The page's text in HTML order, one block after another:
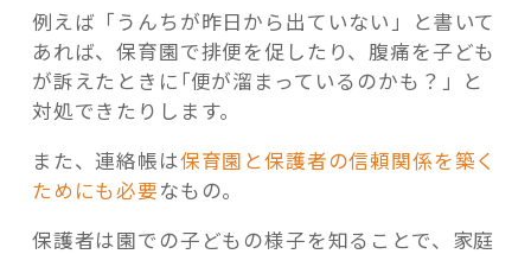
例えば「うんちが昨日から出ていない」と書いて
あれば、保育園で排便を促したり、腹痛を子ども
が訴えたときに｢便が溜まっているのかも？」と
対処できたりします。
また、連絡帳は保育園と保護者の信頼関係を築く
ためにも必要なもの。
保護者は園での子どもの様子を知ることで、家庭